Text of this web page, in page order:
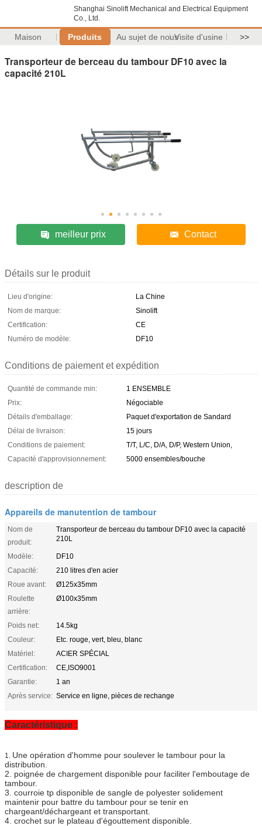
Shanghai Sinolift Mechanical and Electrical Equipment
Co., Ltd.
Maison Produits Au sujet de nousVisite d'usine >>
Transporteur de berceau du tambour DF10 avec la
capacité 210L
meilleur prix Contact
Détails sur le produit
Lieu d'origine:
La Chine
Nom de marque:
Sinolift
Certification:
CE
Numéro de modèle:
DF10
Conditions de paiement et expédition
Quantité de commande min:
1 ENSEMBLE
Prix:
Négociable
Détails d'emballage:
Paquet d'exportation de Sandard
Délai de livraison:
15 jours
Conditions de paiement:
T/T, L/C, D/A, D/P, Western Union,
Capacité d'approvisionnement:
5000 ensembles/bouche
description de
Appareils de manutention de tambour
Nom de
produit:
Transporteur de berceau du tambour DF10 avec la capacité
210L
Modèle:
DF10
Capacité:
210 litres d'en acier
Roue avant:
Ø125x35mm
Roulette
arrière:
Ø100x35mm
Poids net:
14.5kg
Couleur:
Etc. rouge, vert, bleu, blanc
Matériel:
ACIER SPÉCIAL
Certification:
CE,ISO9001
Garantie:
1 an
Après service: Service en ligne, pièces de rechange
Caractéristique :
1. Une opération d'homme pour soulever le tambour pour la
distribution.
2. poignée de chargement disponible pour faciliter l'emboutage de
tambour.
3. courroie tp disponible de sangle de polyester solidement
maintenir pour battre du tambour pour se tenir en
chargeant/déchargeant et transportant.
4. crochet sur le plateau d'égouttement disponible.